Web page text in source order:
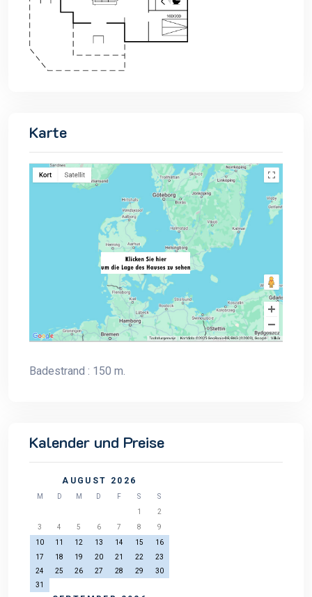
Karte
Badestrand : 150 m.
Kalender und Preise
AUGUST 2026
M D M D F S
S
1
2
3
4 5 6 7 8
9
10
11 12 13 14 15
16
17
18 19 20 21 22
23
24
25 26 27 28 29
30
31